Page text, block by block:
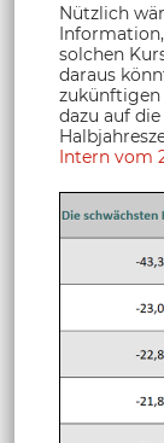
Nützlich
solchen
daraus
zukünftigen
dazu auf
Intern vom